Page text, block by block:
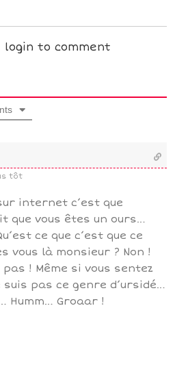
login to comment
tôt
internet c’est que
que vous êtes un ours…
ce que c’est que ce
vous là monsieur ? Non !
pas ! Même si vous sentez
suis pas ce genre d’ursidé…
Humm… Groaar !